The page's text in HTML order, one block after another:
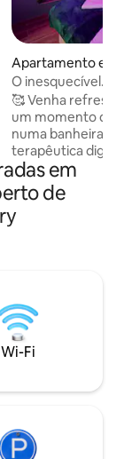
média de 4,99 em
Apartamento em
s
O inesquecível.
Jacuzzi •
🥰 Venha
um momento de
numa banheira
terapêutica digna
centros de
um momento
almoço e
opção. Bicicletas
passem uma
como casal,
dia.
em
de
Wi-Fi